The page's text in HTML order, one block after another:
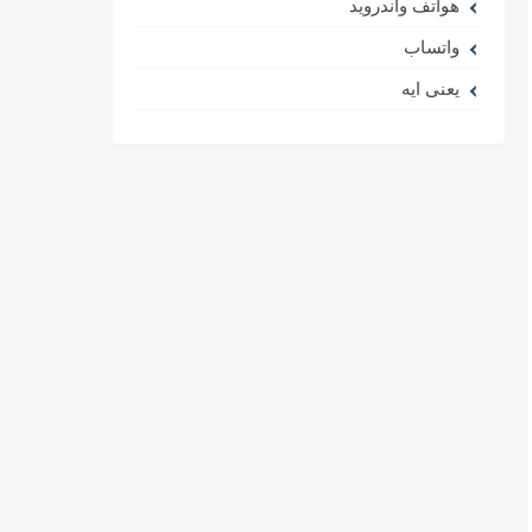
هواتف واندرويد
واتساب
يعنى ايه